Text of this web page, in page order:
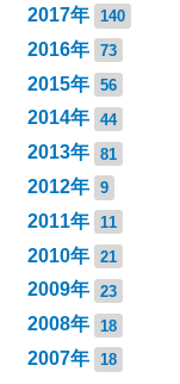
2017年 140
2016年 73
2015年 56
2014年 44
2013年 81
2012年 9
2011年 11
2010年 21
2009年 23
2008年 18
2007年 18